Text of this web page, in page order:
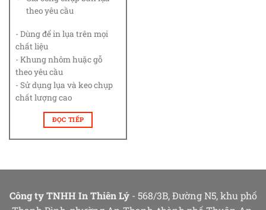
theo yêu cầu
- Dùng để in lụa trên mọi
chất liệu
- Khung nhôm huặc gỗ
theo yêu cầu
- Sử dụng lụa và keo chụp
chất lượng cao
ĐỌC TIẾP
Công ty TNHH In Thiên Lý- 568/3B, Đường N5, khu phố